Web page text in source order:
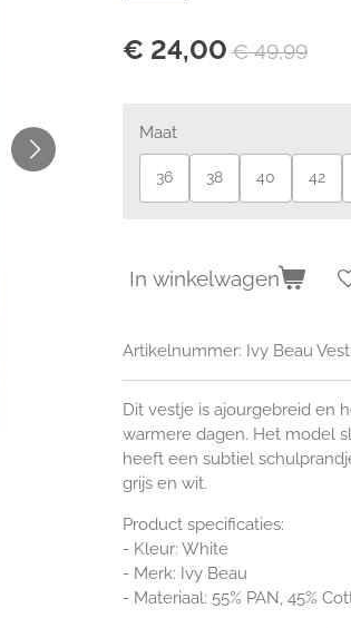
€ 24,00 € 49,99
Maat
36 38 40 42
In winkelwagen
Artikelnummer: Ivy Beau
Dit vestje is ajourgebreid en
warmere dagen. Het model
heeft een subtiel
grijs en wit.
Product specificaties:
- Kleur: White
- Merk: Ivy Beau
- Materiaal: 55% PAN, 45%